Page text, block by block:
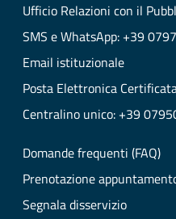
Ufficio Relazioni con il
SMS e WhatsApp: +39
Email istituzionale
Posta Elettronica
Centralino unico: +39
Domande frequenti (FAQ)
Prenotazione
Segnala disservizio